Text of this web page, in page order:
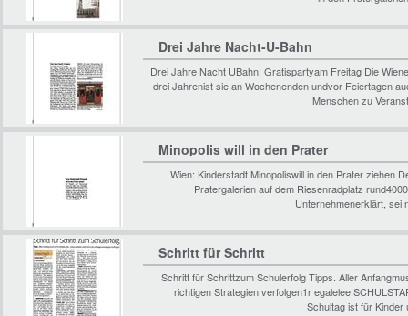
Drei Jahre Nacht-U-Bahn
Drei Jahre Nacht UBahn: Gratispartyam Freitag Die
drei Jahrenist sie an Wochenenden undvor Feiertagen
Menschen zu
Minopolis will in den Prater
Wien: Kinderstadt Minopoliswill in den Prater ziehen
Pratergalerien auf dem Riesenradplatz
Unternehmenerklärt,
Schritt für Schritt
Schritt für Schrittzum Schulerfolg Tipps. Aller
richtigen Strategien verfolgen1r egalelee
Schultag ist für